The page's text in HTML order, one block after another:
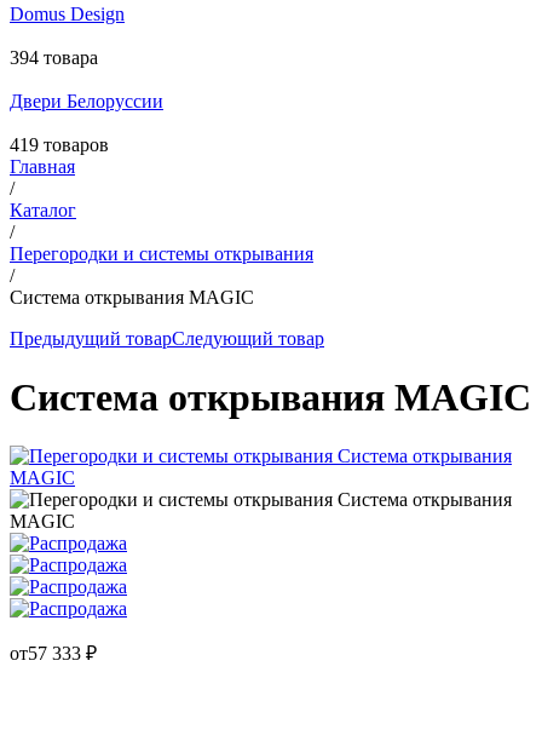
Domus Design
394 товара
Двери Белоруссии
419 товаров
Главная
/
Каталог
/
Перегородки и системы открывания
/
Система открывания MAGIC
Предыдущий товарСледующий товар
Система открывания MAGIC
от57 333 ₽